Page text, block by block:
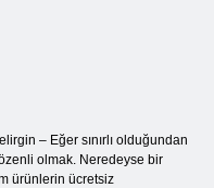
– Eğer sınırlı olduğundan
olmak. Neredeyse bir
ürünlerin ücretsiz